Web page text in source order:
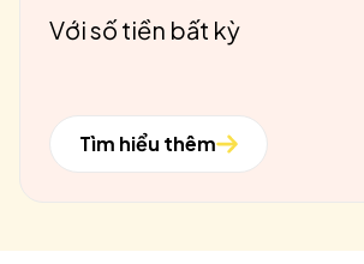
Với số tiền bất kỳ
Tìm hiểu thêm